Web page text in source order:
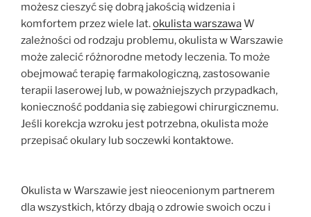
możesz cieszyć się dobrą jakością widzenia i
komfortem przez wiele lat.okulista warszawaW
zależności od rodzaju problemu, okulista w Warszawie
może zalecić różnorodne metody leczenia. To może
obejmować terapię farmakologiczną, zastosowanie
terapii laserowej lub, w poważniejszych przypadkach,
konieczność poddania się zabiegowi chirurgicznemu.
Jeśli korekcja wzroku jest potrzebna, okulista może
przepisać okulary lub soczewki kontaktowe.
Okulista w Warszawie jest nieocenionym partnerem
dla wszystkich, którzy dbają o zdrowie swoich oczu i